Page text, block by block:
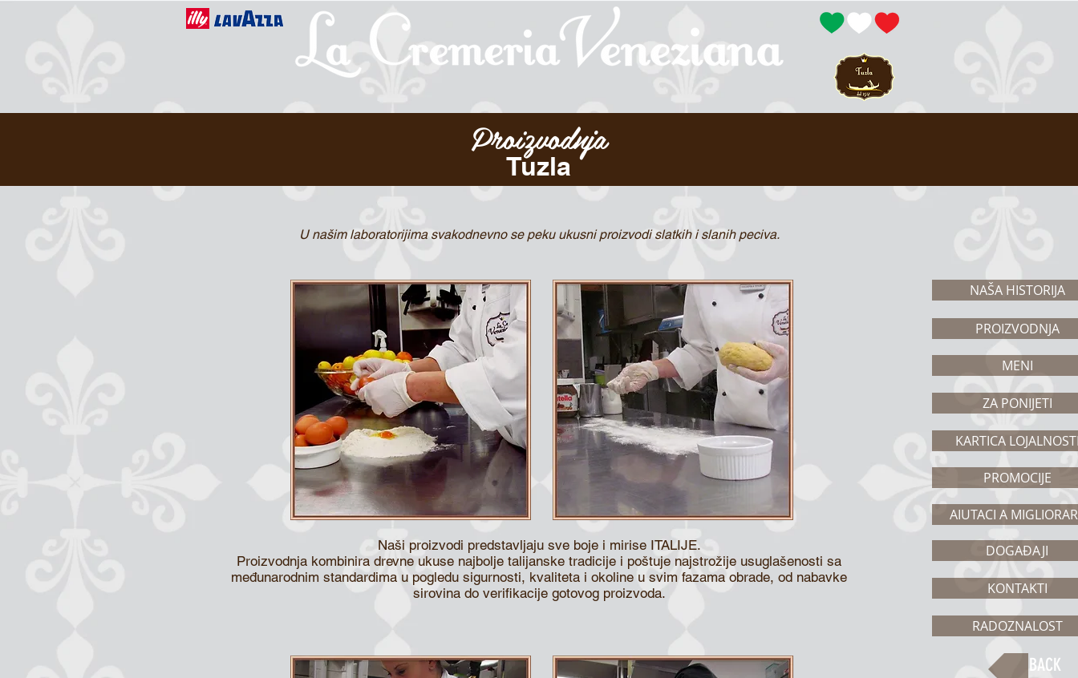
Proizvodnja
Tuzla
U našim laboratorijima svakodnevno se peku ukusni proizvodi slatkih i slanih peciva.
Naši proizvodi predstavljaju sve boje i mirise ITALIJE.
Proizvodnja kombinira drevne ukuse najbolje talijanske tradicije i poštuje najstrožije usuglašenosti sa
međunarodnim standardima u pogledu sigurnosti, kvaliteta i okoline u svim fazama obrade, od nabavke
sirovina do verifikacije gotovog proizvoda.
NAŠA HISTORIJA
PROIZVODNJA
MENI
ZA PONIJETI
KARTICA
PROMOCIJE
AIUTACI A
DOGAĐAJI
KONTAKTI
RADOZNALOST
BACK